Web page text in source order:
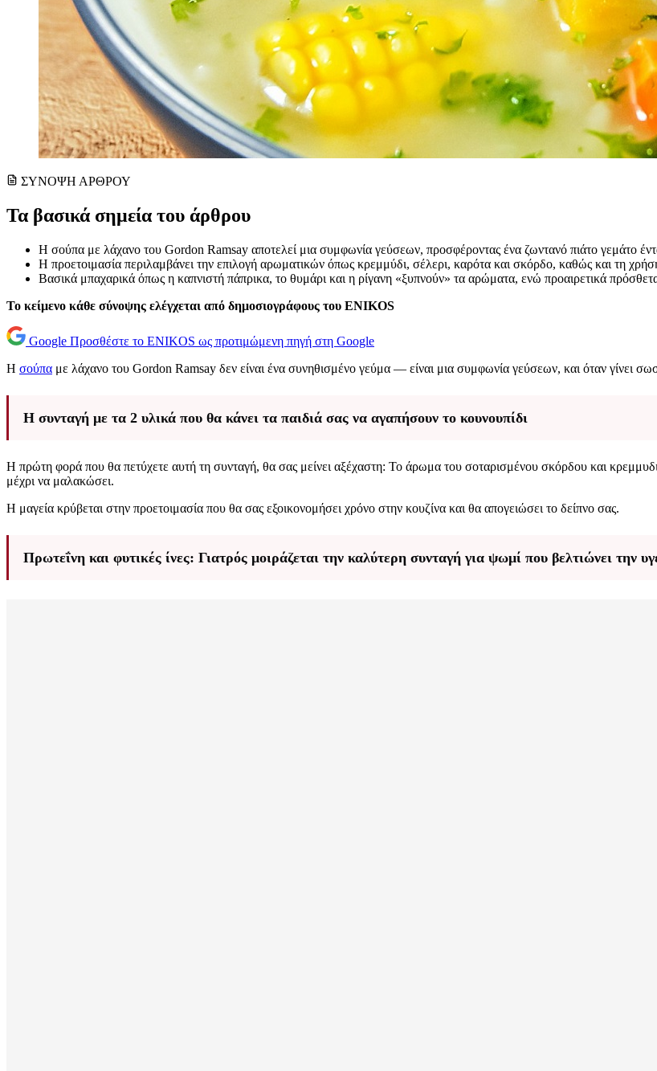
ΣΥΝΟΨΗ ΑΡΘΡΟΥ
Τα βασικά σημεία του άρθρου
Η σούπα με λάχανο του Gordon Ramsay αποτελεί μια συμφωνία γεύσεων, προσφέροντας ένα ζωντανό πιάτο γεμάτο
Η προετοιμασία περιλαμβάνει την επιλογή αρωματικών όπως κρεμμύδι, σέλερι, καρότα και σκόρδο, καθώς και τη
Βασικά μπαχαρικά όπως η καπνιστή πάπρικα, το θυμάρι και η ρίγανη «ξυπνούν» τα αρώματα, ενώ προαιρετικά
Το κείμενο κάθε σύνοψης ελέγχεται από δημοσιογράφους του ENIKOS
Google Προσθέστε το ENIKOS ως προτιμώμενη πηγή στη Google
Η σούπα με λάχανο του Gordon Ramsay δεν είναι ένα συνηθισμένο γεύμα — είναι μια συμφωνία γεύσεων, και όταν γίνει
H συνταγή με τα 2 υλικά που θα κάνει τα παιδιά σας να αγαπήσουν το κουνουπίδι
H πρώτη φορά που θα πετύχετε αυτή τη συνταγή, θα σας μείνει αξέχαστη: Το άρωμα του σοταρισμένου σκόρδου και
μέχρι να μαλακώσει.
Η μαγεία κρύβεται στην προετοιμασία που θα σας εξοικονομήσει χρόνο στην κουζίνα και θα απογειώσει το δείπνο σας.
Πρωτεΐνη και φυτικές ίνες: Γιατρός μοιράζεται την καλύτερη συνταγή για ψωμί που βελτιώνει την